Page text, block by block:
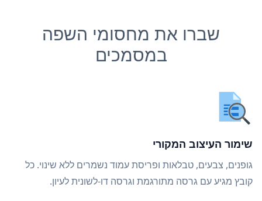
שברו את מחסומי השפה
במסמכים
שימור העיצוב המקורי
גופנים, צבעים, טבלאות ופריסת עמוד נשמרים ללא שינוי. כל
קובץ מגיע עם גרסה מתורגמת וגרסה דו-לשונית לעיון.